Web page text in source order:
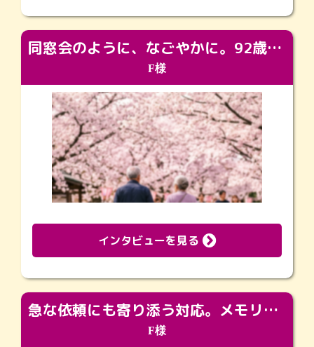
同窓会のように、なごやかに。92歳の旅立ちを彩った、再会と感謝の場
F様
インタビューを見る
急な依頼にも寄り添う対応。メモリアルコーナーで振り返る大切な日々
F様